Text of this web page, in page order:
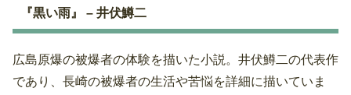
『黒い雨』 – 井伏鱒二
広島原爆の被爆者の体験を描いた小説。井伏鱒二の代表作
であり、長崎の被爆者の生活や苦悩を詳細に描いていま